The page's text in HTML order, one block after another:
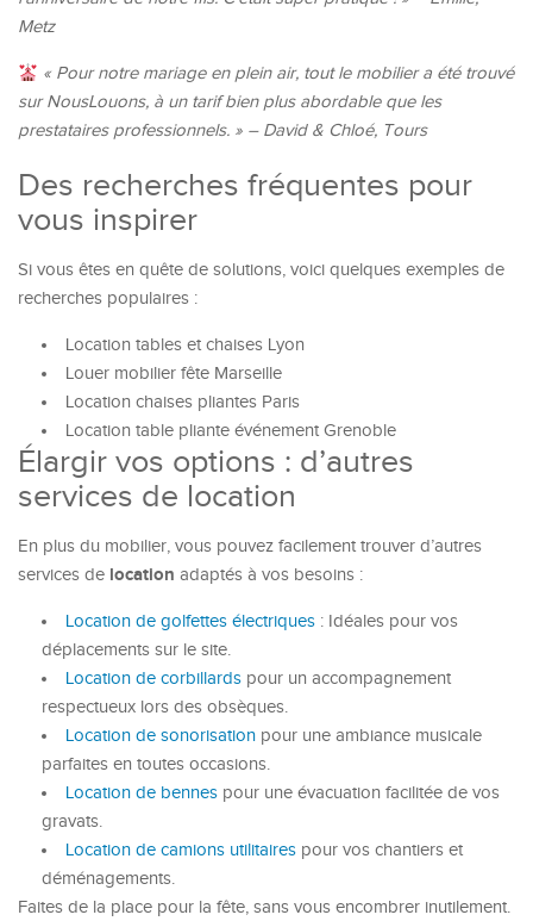
Metz
« Pour notre mariage en plein air, tout le mobilier a été trouvé
sur NousLouons, à un tarif bien plus abordable que les
prestataires professionnels. » – David & Chloé, Tours
Des recherches fréquentes pour
vous inspirer
Si vous êtes en quête de solutions, voici quelques exemples de
recherches populaires :
Location tables et chaises Lyon
Louer mobilier fête Marseille
Location chaises pliantes Paris
Location table pliante événement Grenoble
Élargir vos options : d’autres
services de location
En plus du mobilier, vous pouvez facilement trouver d’autres
services de location adaptés à vos besoins :
Location de golfettes électriques : Idéales pour vos
déplacements sur le site.
Location de corbillards pour un accompagnement
respectueux lors des obsèques.
Location de sonorisation pour une ambiance musicale
parfaites en toutes occasions.
Location de bennes pour une évacuation facilitée de vos
gravats.
Location de camions utilitaires pour vos chantiers et
déménagements.
Faites de la place pour la fête, sans vous encombrer inutilement.